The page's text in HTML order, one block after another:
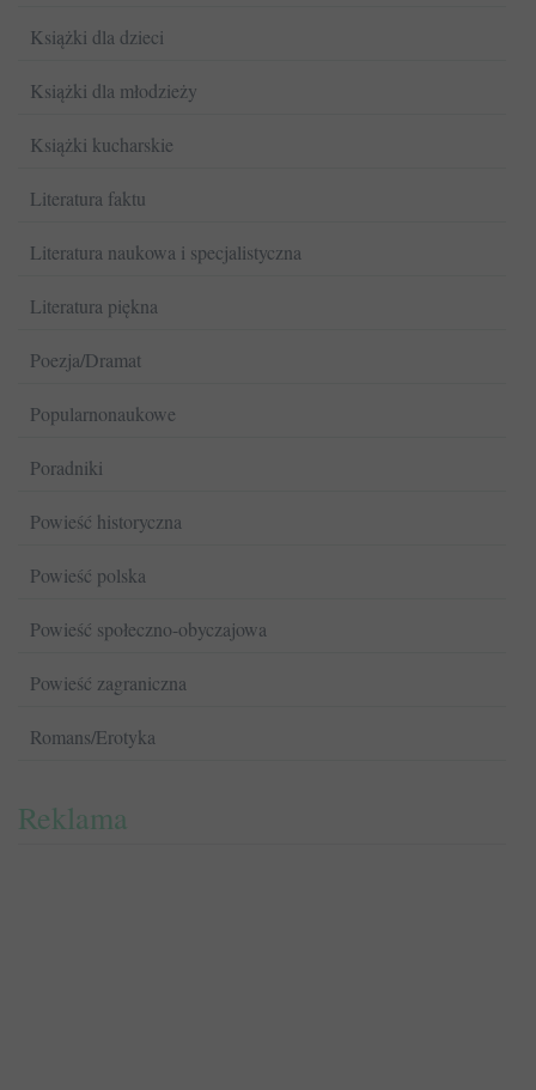
Książki dla dzieci
Książki dla młodzieży
Książki kucharskie
Literatura faktu
Literatura naukowa i specjalistyczna
Literatura piękna
Poezja/Dramat
Popularnonaukowe
Poradniki
Powieść historyczna
Powieść polska
Powieść społeczno-obyczajowa
Powieść zagraniczna
Romans/Erotyka
Reklama